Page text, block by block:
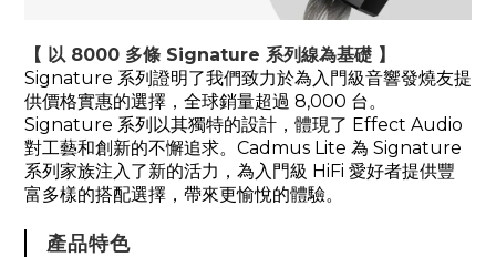
【 以 8000 多條 Signature 系列線為基礎 】
Signature 系列證明了我們致力於為入門級音響發燒友提
供價格實惠的選擇，全球銷量超過 8,000 台。
Signature 系列以其獨特的設計，體現了 Effect Audio
對工藝和創新的不懈追求。Cadmus Lite 為 Signature
系列家族注入了新的活力，為入門級 HiFi 愛好者提供豐
富多樣的搭配選擇，帶來更愉悅的體驗。
產品特色